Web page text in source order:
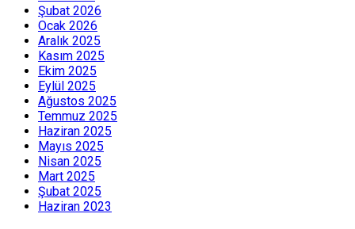
Şubat 2026
Ocak 2026
Aralık 2025
Kasım 2025
Ekim 2025
Eylül 2025
Ağustos 2025
Temmuz 2025
Haziran 2025
Mayıs 2025
Nisan 2025
Mart 2025
Şubat 2025
Haziran 2023